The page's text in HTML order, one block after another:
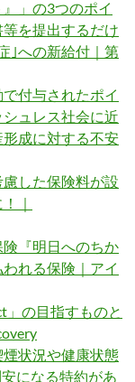
」の3つのポイ
を提出するだけ
｣への新給付｜第
付与されたポイ
ュレス社会に近
成に対する不安
した保険料が設
｜
『明日へのちか
れる保険｜アイ
」の目指すものと
状況や健康状態
になる特約があ